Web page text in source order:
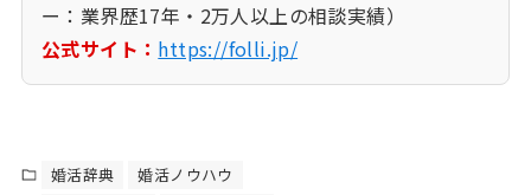
ー：業界歴17年・2万人以上の相談実績）
公式サイト： https://folli.jp/
婚活辞典
婚活ノウハウ